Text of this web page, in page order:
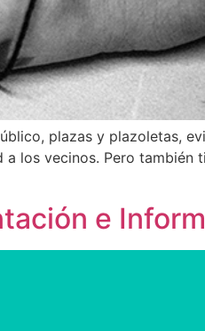
plazas y plazoletas,
los vecinos. Pero también
e